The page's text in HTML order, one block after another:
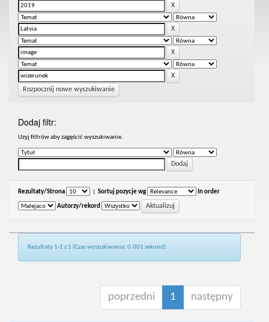
Rozpocznij nowe wyszukiwanie
Dodaj filtr:
Uzyj filtrów aby zagęścić wyszukiwanie.
Rezultaty/Strona Sortuj pozycje wg In order
Autorzy/rekord
Rezultaty 1-1 z 1 (Czas wyszukiwania: 0.001 sekund).
poprzedni 1 następny